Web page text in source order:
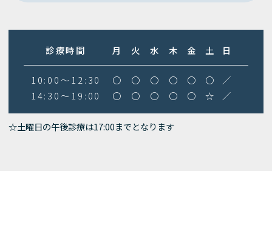
診療時間 月 火 水 木 金 土 日
10:00～12:30 〇 〇 〇 〇 〇 〇
／
14:30～19:00
〇 〇 〇 〇 〇 ☆ ／
☆土曜日の午後診療は17:00までとなります